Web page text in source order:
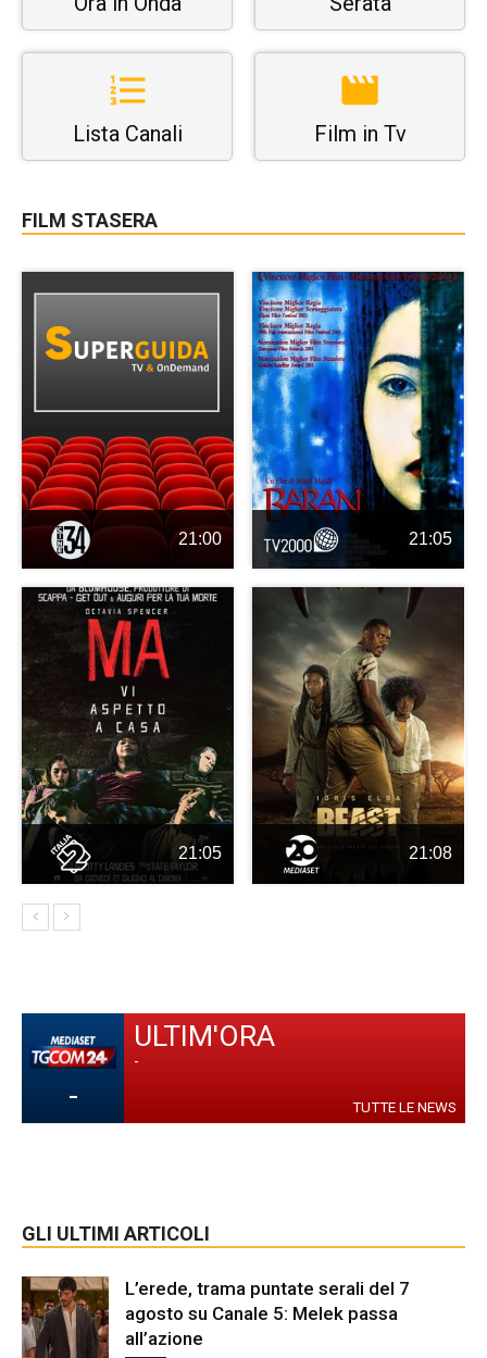
Lista Canali Film in Tv
FILM STASERA
21:00 21:05
21:05 21:08
-
ULTIM'ORA
-
TUTTE LE NEWS
GLI ULTIMI ARTICOLI
L’erede, trama puntate serali del 7
agosto su Canale 5: Melek passa
all’azione